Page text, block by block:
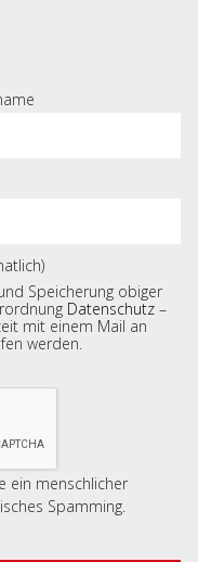
Speicherung obiger
Datenschutz –
mit einem Mail an
werden.
ein menschlicher
Spamming.